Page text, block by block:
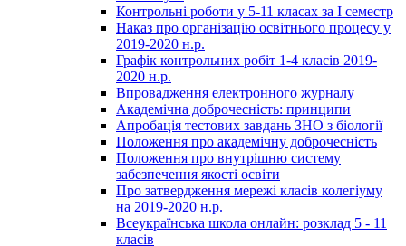
Контрольні роботи у 5-11 класах за І семестр
Наказ про організацію освітнього процесу у
2019-2020 н.р.
Графік контрольних робіт 1-4 класів 2019-
2020 н.р.
Впровадження електронного журналу
Академічна доброчесність: принципи
Апробація тестових завдань ЗНО з біології
Положення про академічну доброчесність
Положення про внутрішню систему
забезпечення якості освіти
Про затвердження мережі класів колегіуму
на 2019-2020 н.р.
Всеукраїнська школа онлайн: розклад 5 - 11
класів